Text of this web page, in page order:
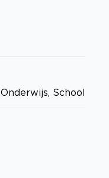
Onderwijs, School